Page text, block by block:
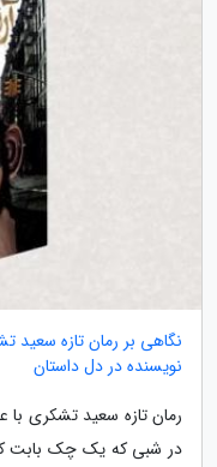
نگاهی بر رمان تازه
نویسنده در دل داستان
رمان تازه سعید تشکری
در شبی که یک چک بابت